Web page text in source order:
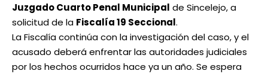
Juzgado Cuarto Penal Municipal de Sincelejo, a
solicitud de la Fiscalía 19 Seccional.
La Fiscalía continúa con la investigación del caso, y el
acusado deberá enfrentar las autoridades judiciales
por los hechos ocurridos hace ya un año. Se espera